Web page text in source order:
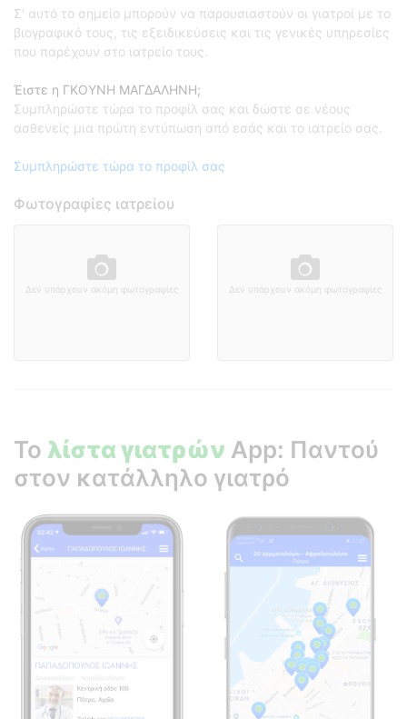
Σ' αυτό το σημείο μπορούν να παρουσιαστούν οι γιατροί με το
βιογραφικό τους, τις εξειδικεύσεις και τις γενικές υπηρεσίες
που παρέχουν στο ιατρείο τους.
Έιστε η ΓΚΟΥΝΗ ΜΑΓΔΑΛΗΝΗ;
Συμπληρώστε τώρα το προφίλ σας και δώστε σε νέους
ασθενείς μια πρώτη εντύπωση από εσάς και το ιατρείο σας.
Συμπληρώστε τώρα το προφίλ σας
Φωτογραφίες ιατρείου
Δεν υπάρχουν ακόμη φωτογραφίες Δεν υπάρχουν ακόμη φωτογραφίες
Το λίστα γιατρών App: Παντού
στον κατάλληλο γιατρό